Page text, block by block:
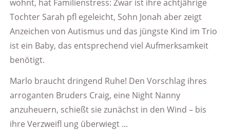
wohnt, hat Familienstress: Zwar ist ihre achtjährige
Tochter Sarah pfl egeleicht, Sohn Jonah aber zeigt
Anzeichen von Autismus und das jüngste Kind im Trio
ist ein Baby, das entsprechend viel Aufmerksamkeit
benötigt.
Marlo braucht dringend Ruhe! Den Vorschlag ihres
arroganten Bruders Craig, eine Night Nanny
anzuheuern, schießt sie zunächst in den Wind – bis
ihre Verzweifl ung überwiegt ...